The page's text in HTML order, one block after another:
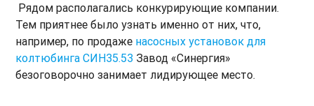
Рядом располагались конкурирующие компании.
Тем приятнее было узнать именно от них, что,
например, по продаже насосных установок для
колтюбинга СИН35.53 Завод «Синергия»
безоговорочно занимает лидирующее место.